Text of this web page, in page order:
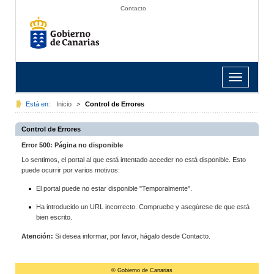
Contacto
Toggle
navigation
Está en: Inicio > Control de Errores
Control de Errores
Error 500: Página no disponible
Lo sentimos, el portal al que está intentado acceder no está disponible. Esto
puede ocurrir por varios motivos:
El portal puede no estar disponible "Temporalmente".
Ha introducido un URL incorrecto. Compruebe y asegúrese de que está
bien escrito.
Atención: Si desea informar, por favor, hágalo desde Contacto.
© Gobierno de Canarias